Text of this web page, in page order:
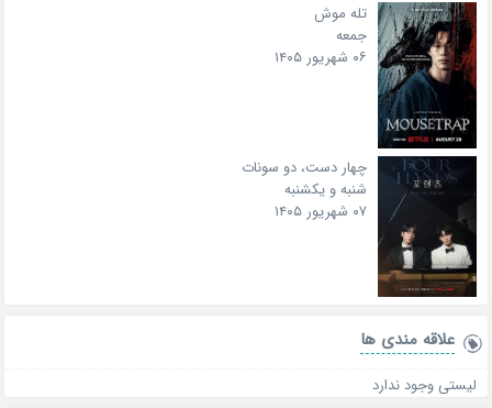
تله موش
جمعه
۰۶ شهریور ۱۴۰۵
چهار دست، دو سونات
شنبه و یکشنبه
۰۷ شهریور ۱۴۰۵
علاقه‌ مندی ها
لیستی وجود ندارد